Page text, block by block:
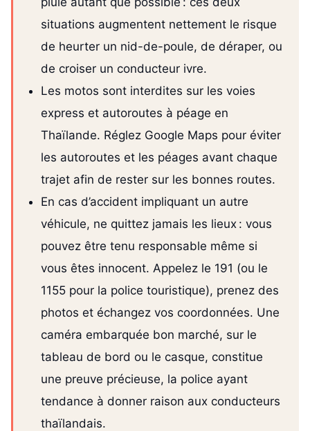
situations augmentent nettement le risque
de heurter un nid-de-poule, de déraper, ou
de croiser un conducteur ivre.
Les motos sont interdites sur les voies
express et autoroutes à péage en
Thaïlande. Réglez Google Maps pour éviter
les autoroutes et les péages avant chaque
trajet afin de rester sur les bonnes routes.
En cas d’accident impliquant un autre
véhicule, ne quittez jamais les lieux : vous
pouvez être tenu responsable même si
vous êtes innocent. Appelez le 191 (ou le
1155 pour la police touristique), prenez des
photos et échangez vos coordonnées. Une
caméra embarquée bon marché, sur le
tableau de bord ou le casque, constitue
une preuve précieuse, la police ayant
tendance à donner raison aux conducteurs
thaïlandais.